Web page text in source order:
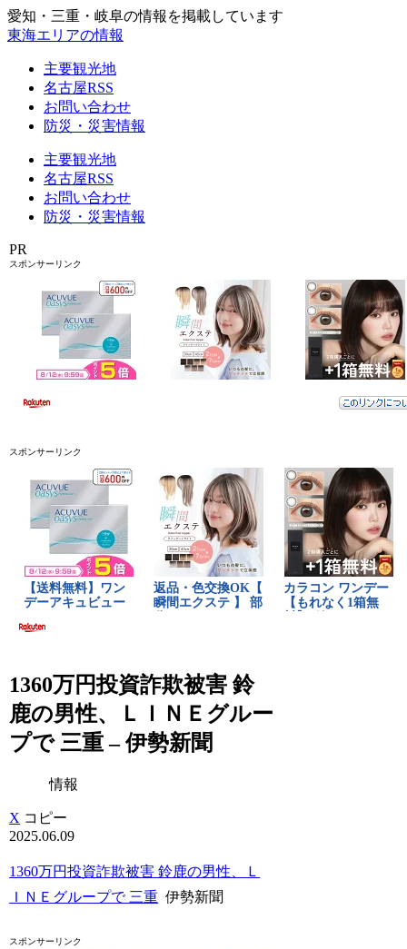
愛知・三重・岐阜の情報を掲載しています
東海エリアの情報
主要観光地
名古屋RSS
お問い合わせ
防災・災害情報
主要観光地
名古屋RSS
お問い合わせ
防災・災害情報
PR
スポンサーリンク
スポンサーリンク
1360万円投資詐欺被害 鈴
鹿の男性、ＬＩＮＥグルー
プで 三重 – 伊勢新聞
情報
X コピー
2025.06.09
1360万円投資詐欺被害 鈴鹿の男性、Ｌ
ＩＮＥグループで 三重 伊勢新聞
スポンサーリンク